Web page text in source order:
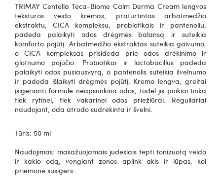
TRIMAY Centella Teca-Biome Calm Derma Cream lengvos
tekstūros veido kremas, praturtintas arbatmedžio
ekstraktu, CICA kompleksu, probiotikais ir pantenoliu,
padeda palaikyti odos drėgmės balansą ir suteikia
komforto pojūtį. Arbatmedžio ekstraktas suteikia gaivumo,
o CICA kompleksas prisideda prie odos drėkinimo ir
glotnumo pojūčio. Probiotikai ir lactobacillus padeda
palaikyti odos pusiausvyrą, o pantenolis suteikia švelnumo
ir padeda išlaikyti drėgmės pojūtį. Kremo lengva, greitai
įsigerianti formulė neapsunkina odos, todėl jis puikiai tinka
tiek rytinei, tiek vakarinei odos priežiūrai. Reguliariai
naudojant, oda atrodo sudrėkinta ir švelni.
Tūris: 50 ml
Naudojimas: masažuojamais judesiais tepti tonizuotą veido
ir kaklo odą, vengiant zonos aplink akis ir lūpas, kol
priemonė susigers.